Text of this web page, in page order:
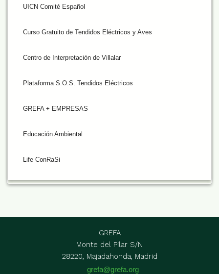
UICN Comité Español
Curso Gratuito de Tendidos Eléctricos y Aves
Centro de Interpretación de Villalar
Plataforma S.O.S. Tendidos Eléctricos
GREFA + EMPRESAS
Educación Ambiental
Life ConRaSi
GREFA
Monte del Pilar S/N
28220, Majadahonda, Madrid
grefa@grefa.org